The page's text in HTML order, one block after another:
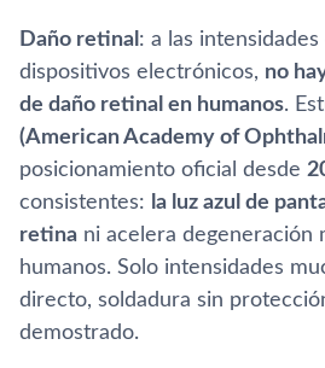
Daño retinal : a las
dispositivos electrónicos, no
de daño retinal en humanos.
(American Academy of
posicionamiento oficial desde
consistentes: la luz azul de
retina ni acelera degeneración
humanos. Solo intensidades
directo, soldadura sin
demostrado.